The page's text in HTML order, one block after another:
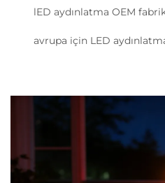
lED aydınlatma OEM
avrupa için LED